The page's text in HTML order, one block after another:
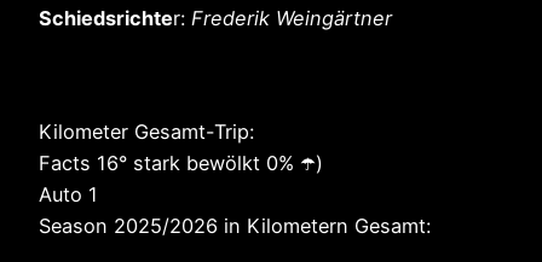
Schiedsrichter: Frederik Weingärtner
Kilometer Gesamt-Trip:
Facts 16° stark bewölkt 0% ☂️)
Auto 1
Season 2025/2026 in Kilometern Gesamt: